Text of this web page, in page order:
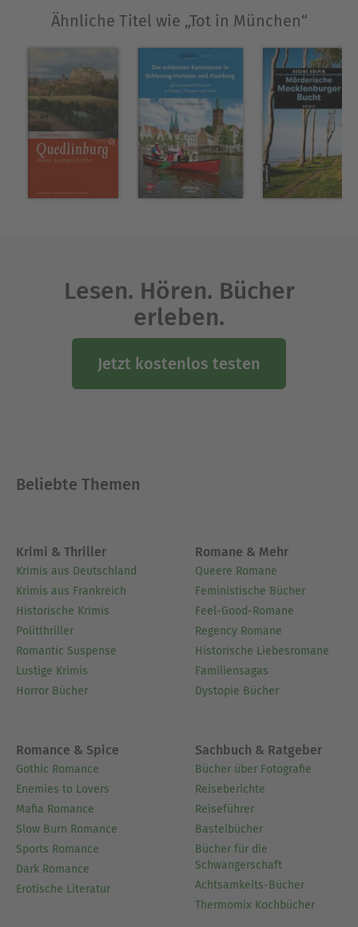
Ähnliche Titel wie „Tot in München“
Lesen. Hören. Bücher
erleben.
Jetzt kostenlos testen
Beliebte Themen
Krimi & Thriller
Krimis aus Deutschland
Krimis aus Frankreich
Historische Krimis
Politthriller
Romantic Suspense
Lustige Krimis
Horror Bücher
Romane & Mehr
Queere Romane
Feministische Bücher
Feel-Good-Romane
Regency Romane
Historische Liebesromane
Familiensagas
Dystopie Bücher
Romance & Spice
Gothic Romance
Enemies to Lovers
Mafia Romance
Slow Burn Romance
Sports Romance
Dark Romance
Erotische Literatur
Sachbuch & Ratgeber
Bücher über Fotografie
Reiseberichte
Reiseführer
Bastelbücher
Bücher für die
Schwangerschaft
Achtsamkeits-Bücher
Thermomix Kochbücher